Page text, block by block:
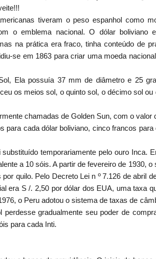
tiveram o peso espanhol como
o emblema nacional. O dólar boliviano
na prática era fraco, tinha conteúdo de
se em 1863 para criar uma moeda
Ela possuía 37 mm de diâmetro e 25
os meios sol, o quinto sol, o décimo sol ou
chamadas de Golden Sun, com o valor
para cada dólar boliviano, cinco francos
temporariamente pelo ouro Inca.
a 10 sóis. A partir de fevereiro de 1930,
quilo. Pelo Decreto Lei n º 7.126 de abril
era S /. 2,50 por dólar dos EUA, uma taxa
o Peru adotou o sistema de taxas de
gradualmente seu poder de
para cada Inti.